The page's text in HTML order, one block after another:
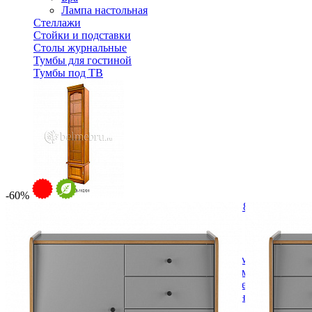
Лампа настольная
Стеллажи
Стойки и подставки
Столы журнальные
Тумбы для гостиной
Тумбы под ТВ
Шкаф комбинированный Молодечно ММ-18-112/01
В корзину
Спальня
Деревянные кровати с подъемным механизмом
Кровати односпальные с подъемным механизмом
Кровати двуспальные с подъемным механизмом
Кровати полутороспальные с подъемным
-60%